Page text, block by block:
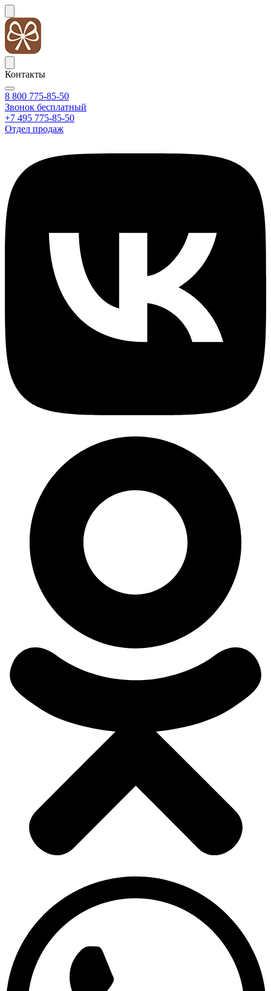
Контакты
8 800 775-85-50
Звонок бесплатный
+7 495 775-85-50
Отдел продаж